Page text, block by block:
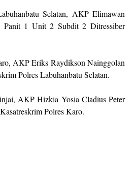
Selatan, AKP Elimawan
Panit 1 Unit 2 Subdit 2 Ditressiber
AKP Eriks Raydikson Nainggolan
Polres Labuhanbatu Selatan.
AKP Hizkia Yosia Cladius Peter
Polres Karo.